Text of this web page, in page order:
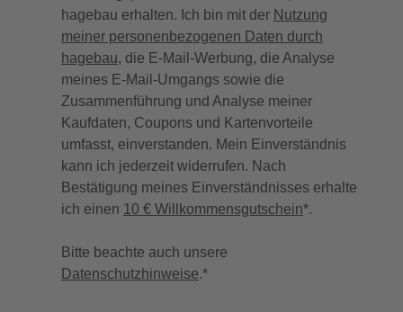
hagebau erhalten. Ich bin mit der Nutzung
meiner personenbezogenen Daten durch
hagebau, die E-Mail-Werbung, die Analyse
meines E-Mail-Umgangs sowie die
Zusammenführung und Analyse meiner
Kaufdaten, Coupons und Kartenvorteile
umfasst, einverstanden. Mein Einverständnis
kann ich jederzeit widerrufen. Nach
Bestätigung meines Einverständnisses erhalte
ich einen 10 € Willkommensgutschein*.
Bitte beachte auch unsere
Datenschutzhinweise.